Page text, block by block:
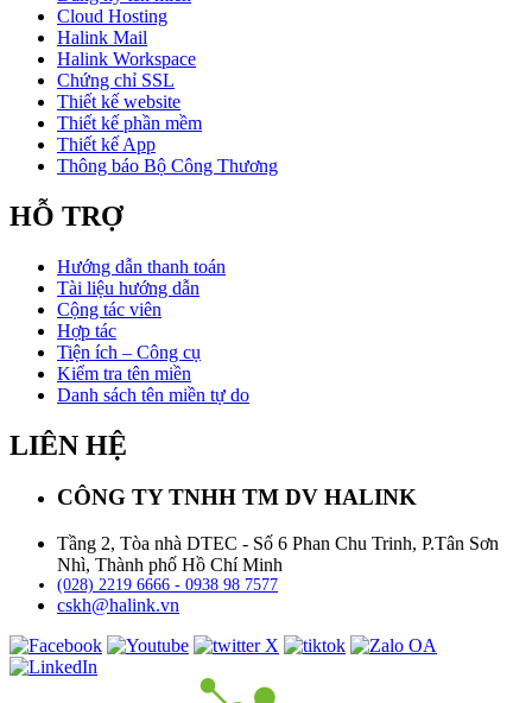
Cloud Hosting
Halink Mail
Halink Workspace
Chứng chỉ SSL
Thiết kế website
Thiết kế phần mềm
Thiết kế App
Thông báo Bộ Công Thương
HỖ TRỢ
Hướng dẫn thanh toán
Tài liệu hướng dẫn
Cộng tác viên
Hợp tác
Tiện ích – Công cụ
Kiểm tra tên miền
Danh sách tên miền tự do
LIÊN HỆ
CÔNG TY TNHH TM DV HALINK
Tầng 2, Tòa nhà DTEC - Số 6 Phan Chu Trinh, P.Tân Sơn
Nhì, Thành phố Hồ Chí Minh
(028) 2219 6666 - 0938 98 7577
cskh@halink.vn